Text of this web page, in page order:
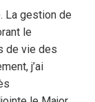
La gestion de
le
de vie des
j’ai